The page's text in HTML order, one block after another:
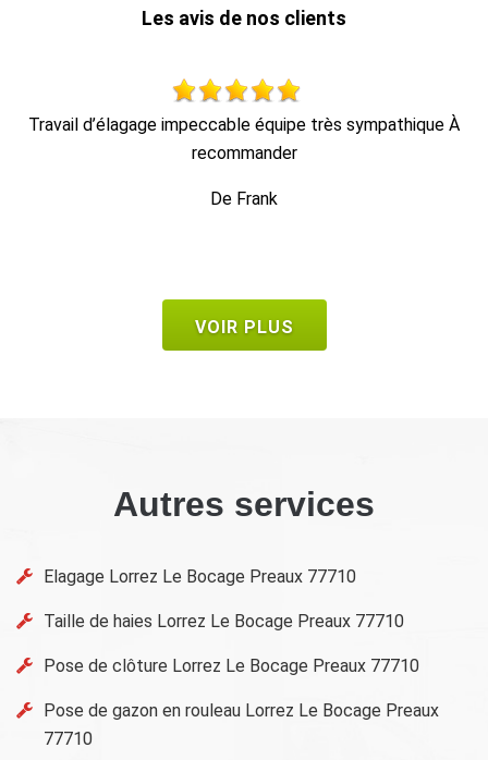
Les avis de nos clients
Travail soigné, très professionnel et efficace. M. Hoffmann
est sympathique et donne également de bons conseils. Je
problème.
VOIR PLUS
Autres services
Elagage Lorrez Le Bocage Preaux 77710
Taille de haies Lorrez Le Bocage Preaux 77710
Pose de clôture Lorrez Le Bocage Preaux 77710
Pose de gazon en rouleau Lorrez Le Bocage Preaux
77710